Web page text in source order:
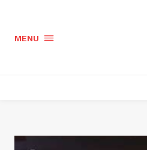
MENU